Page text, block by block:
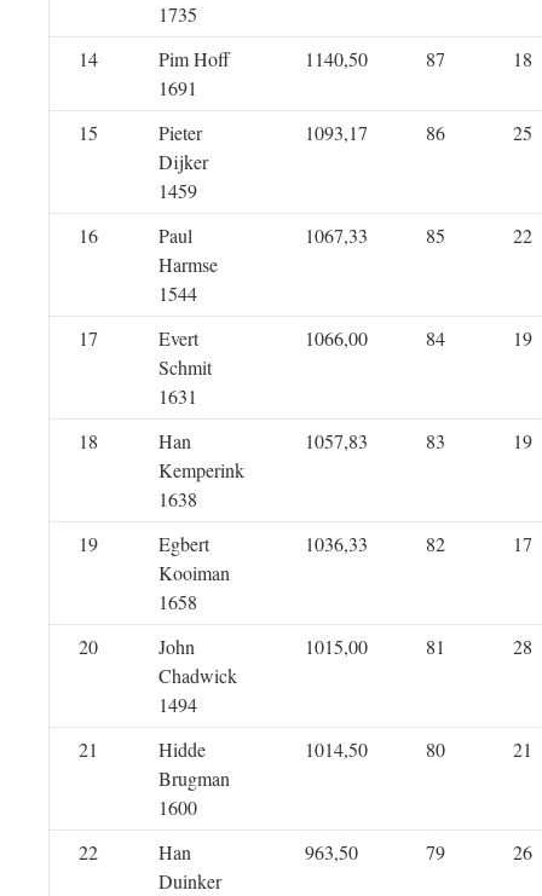
1735
14
Pim Hoff
1691
1140,50 87 18
15
Pieter
Dijker
1459
1093,17 86 25
16
Paul
Harmse
1544
1067,33 85 22
17
Evert
Schmit
1631
1066,00 84 19
18
Han
Kemperink
1638
1057,83 83 19
19
Egbert
Kooiman
1658
1036,33 82 17
20
John
Chadwick
1494
1015,00 81 28
21
Hidde
Brugman
1600
1014,50 80 21
22
Han
Duinker
963,50 79 26